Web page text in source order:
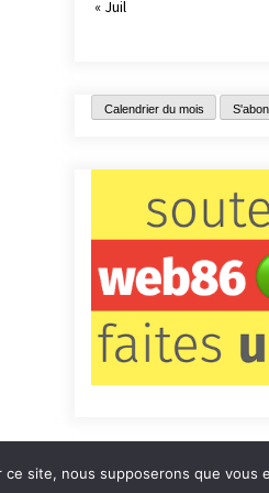
« Juil
Calendrier du mois
Contact Qui sommes-nous ?
site, nous supposerons que vous